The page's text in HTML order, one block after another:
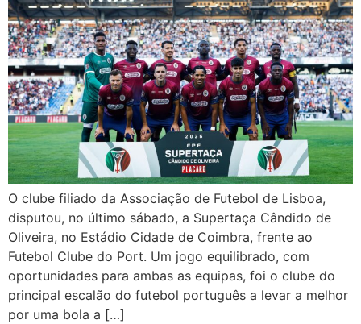
O clube filiado da Associação de Futebol de Lisboa,
disputou, no último sábado, a Supertaça Cândido de
Oliveira, no Estádio Cidade de Coimbra, frente ao
Futebol Clube do Port. Um jogo equilibrado, com
oportunidades para ambas as equipas, foi o clube do
principal escalão do futebol português a levar a melhor
por uma bola a […]